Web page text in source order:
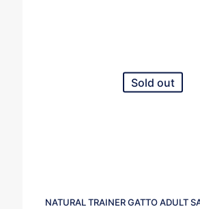
Sold out
NATURAL TRAINER GATTO ADULT